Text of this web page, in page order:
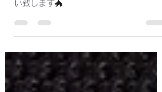
Juri Kuroda
2024年新年のご挨拶🎍
と忘年会🍻
2024年新年のご挨拶🎍 明けましておめ